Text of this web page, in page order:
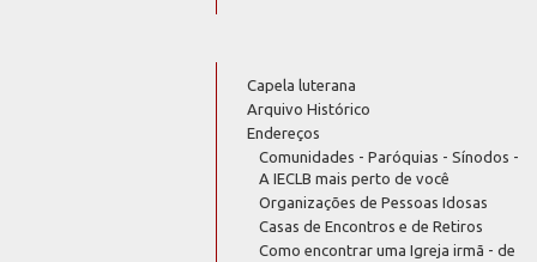
Capela luterana
Arquivo Histórico
Endereços
Comunidades - Paróquias - Sínodos -
A IECLB mais perto de você
Organizações de Pessoas Idosas
Casas de Encontros e de Retiros
Como encontrar uma Igreja irmã - de